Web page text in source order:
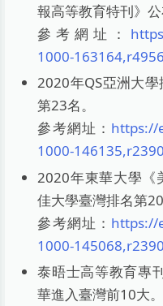
報高等教育特刊》
參考網址：
1000-
2020年QS亞洲大
第23名。
參考網址： https://
1000-
2020年東華大學《
佳大學臺灣排名第20
參考網址： https://
1000-
泰晤士高等教育專
華進入臺灣前10大。